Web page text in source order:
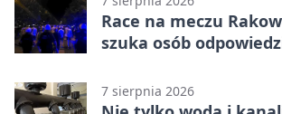
Race na meczu
szuka osób
7 sierpnia 2026